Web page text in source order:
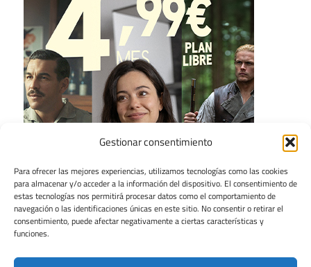
Gestionar consentimiento
Para ofrecer las mejores experiencias, utilizamos tecnologías como las cookies
para almacenar y/o acceder a la información del dispositivo. El consentimiento de
estas tecnologías nos permitirá procesar datos como el comportamiento de
navegación o las identificaciones únicas en este sitio. No consentir o retirar el
consentimiento, puede afectar negativamente a ciertas características y
funciones.